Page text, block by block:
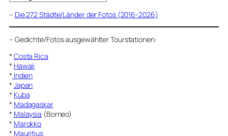
– Die 272 Städte/Länder der Fotos (2016-2026)
– Gedichte/Fotos ausgewählter Tourstationen:
* Costa Rica
* Hawaii
* Indien
* Japan
* Kuba
* Madagaskar
* Malaysia (Borneo)
* Marokko
* Mauritius